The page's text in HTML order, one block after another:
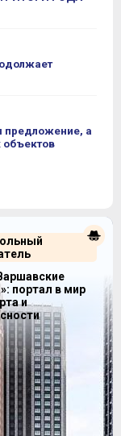
предложение, а
объектов
портал в мир
и